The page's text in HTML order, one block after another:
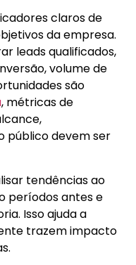
claros de
da empresa.
leads qualificados,
volume de
são
, métricas de
público devem ser
tendências ao
períodos antes e
Isso ajuda a
trazem impacto